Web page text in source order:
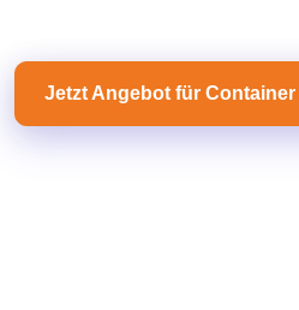
Jetzt Angebot für